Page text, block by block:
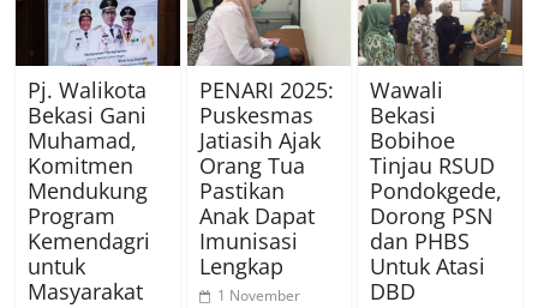
Pj. Walikota
Bekasi Gani
Muhamad,
Komitmen
Mendukung
Program
Kemendagri
untuk
Masyarakat
PENARI 2025:
Puskesmas
Jatiasih Ajak
Orang Tua
Pastikan
Anak Dapat
Imunisasi
Lengkap
1 November
Wawali
Bekasi
Bobihoe
Tinjau RSUD
Pondokgede,
Dorong PSN
dan PHBS
Untuk Atasi
DBD